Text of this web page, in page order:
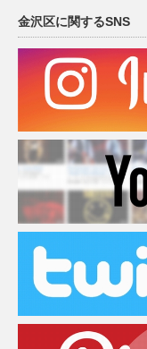
金沢区に関するSNS